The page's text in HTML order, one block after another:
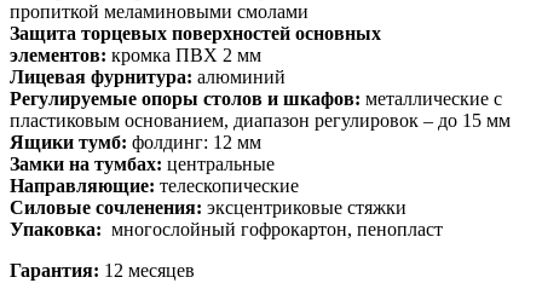
пропиткой меламиновыми смолами
Защита торцевых поверхностей основных
элементов: кромка ПВХ 2 мм
Лицевая фурнитура: алюминий
Регулируемые опоры столов и шкафов: металлические с
пластиковым основанием, диапазон регулировок – до 15 мм
Ящики тумб: фолдинг: 12 мм
Замки на тумбах: центральные
Направляющие: телескопические
Силовые сочленения: эксцентриковые стяжки
Упаковка: многослойный гофрокартон, пенопласт
Гарантия: 12 месяцев